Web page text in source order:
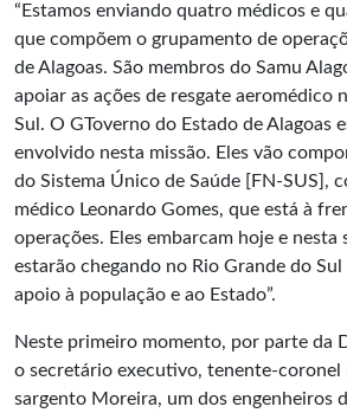
“Estamos enviando quatro médicos e
que compõem o grupamento de
de Alagoas. São membros do Samu
apoiar as ações de resgate aeromédico
Sul. O GToverno do Estado de Alagoas
envolvido nesta missão. Eles vão
do Sistema Único de Saúde [FN-SUS],
médico Leonardo Gomes, que está à
operações. Eles embarcam hoje e nesta
estarão chegando no Rio Grande do
apoio à população e ao Estado”.
Neste primeiro momento, por parte da
o secretário executivo, tenente-coronel
sargento Moreira, um dos engenheiros